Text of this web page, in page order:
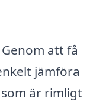
Genom att få
jämföra
är rimligt